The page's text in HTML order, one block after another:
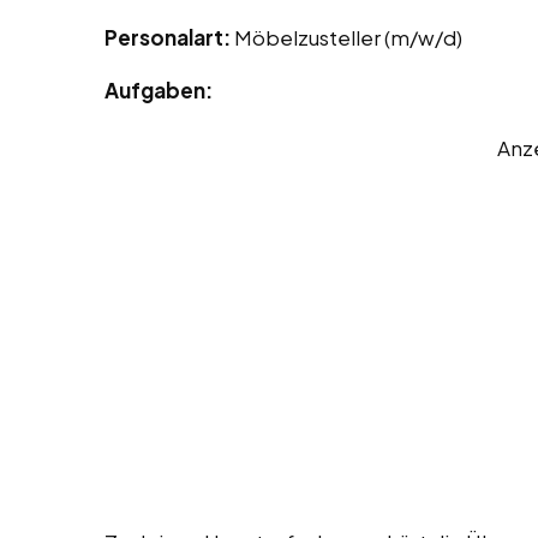
Personalart: Möbelzusteller (m/w/d)
Aufgaben: